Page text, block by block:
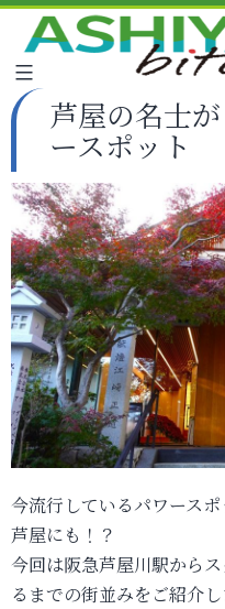
芦屋の名士
ースポット
今流行しているパワース
芦屋にも！？
今回は阪急芦屋川駅から
るまでの街並みをご紹介し